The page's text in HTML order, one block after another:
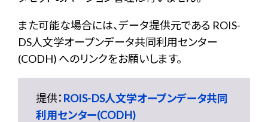
また可能な場合には、データ提供元である ROIS-
DS人文学オープンデータ共同利用センター
(CODH) へのリンクをお願いします。
提供： ROIS-DS人文学オープンデータ共同
利用センター(CODH)